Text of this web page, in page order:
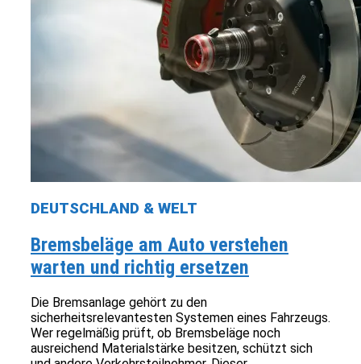
DEUTSCHLAND & WELT
Bremsbeläge am Auto verstehen
warten und richtig ersetzen
Die Bremsanlage gehört zu den
sicherheitsrelevantesten Systemen eines Fahrzeugs.
Wer regelmäßig prüft, ob Bremsbeläge noch
ausreichend Materialstärke besitzen, schützt sich